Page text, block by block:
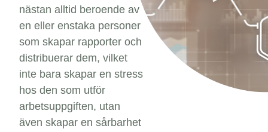
nästan alltid beroende av
en eller enstaka personer
som skapar rapporter och
distribuerar dem, vilket
inte bara skapar en stress
hos den som utför
arbetsuppgiften, utan
även skapar en sårbarhet